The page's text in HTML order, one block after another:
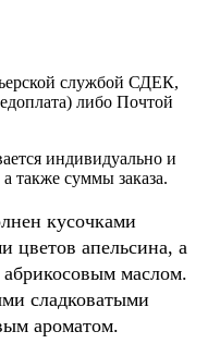
службой СДЕК,
либо Почтой
индивидуально и
также суммы заказа.
кусочками
цветов апельсина, а
маслом.
сладковатыми
ароматом.